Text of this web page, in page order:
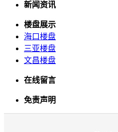
新闻资讯
楼盘展示
海口楼盘
三亚楼盘
文昌楼盘
在线留言
免责声明